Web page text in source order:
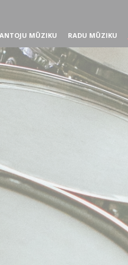
MŪZIKU RADU MŪZIKU